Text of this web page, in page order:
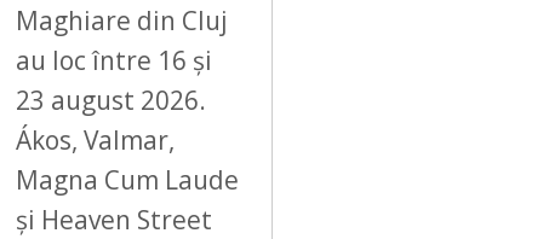
Maghiare din Cluj
au loc între 16 și
23 august 2026.
Ákos, Valmar,
Magna Cum Laude
și Heaven Street